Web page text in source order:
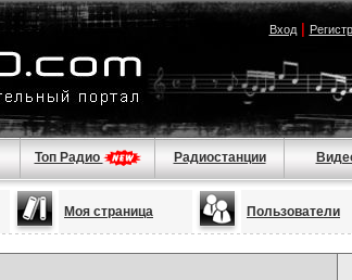
Вход|
Топ Радио Радиостанции
Моя страница Пользователи